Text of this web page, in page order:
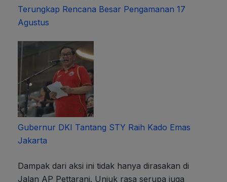
Terungkap Rencana Besar Pengamanan 17
Agustus
Gubernur DKI Tantang STY Raih Kado Emas
Jakarta
Dampak dari aksi ini tidak hanya dirasakan di
Jalan AP Pettarani. Unjuk rasa serupa juga